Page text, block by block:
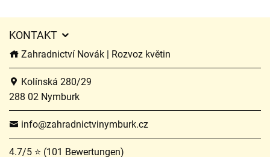
KONTAKT
Zahradnictví Novák | Rozvoz květin
Kolínská 280/29
288 02 Nymburk
info@zahradnictvinymburk.cz
4.7/5 ⭐ (101 Bewertungen)